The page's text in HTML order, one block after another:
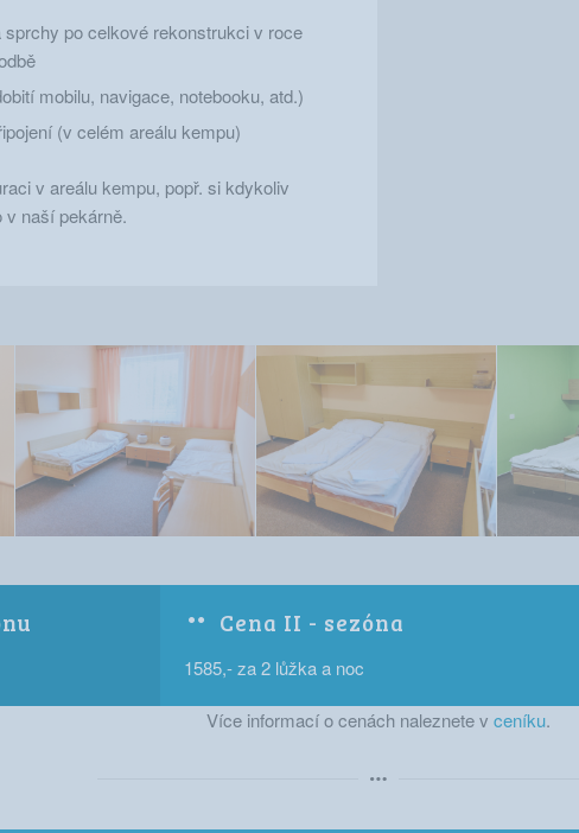
po celkové rekonstrukci v roce
mobilu, navigace, notebooku, atd.)
(v celém areálu kempu)
v areálu kempu, popř. si kdykoliv
v naší pekárně.
Cena II - sezóna
1585,- za 2 lůžka a noc
Více informací o cenách naleznete v ceníku.